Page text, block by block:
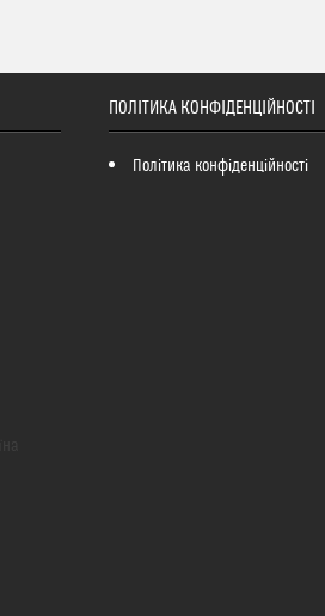
ПОЛІТИКА КОНФІДЕНЦІЙНОСТІ
Політика конфіденційності